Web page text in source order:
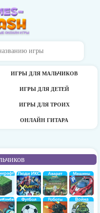
ИГРЫ ДЛЯ МАЛЬЧИКОВ
ИГРЫ ДЛЯ ДЕТЕЙ
ИГРЫ ДЛЯ ТРОИХ
ОНЛАЙН ГИТАРА